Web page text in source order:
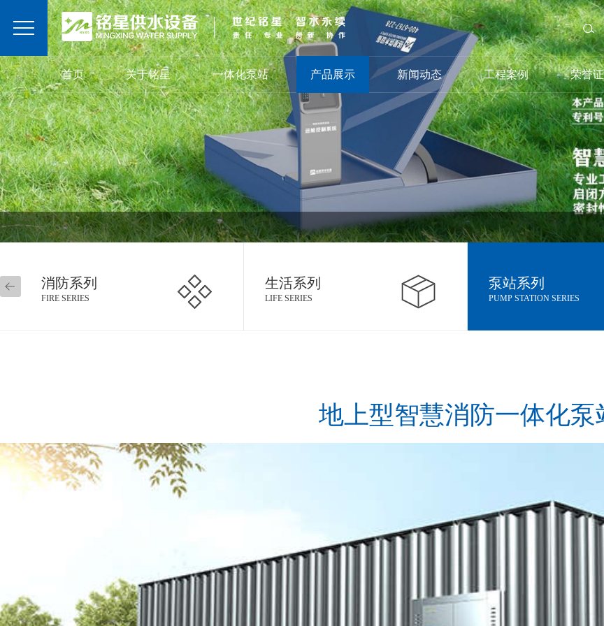
首页 关于铭星 一体化泵站 产品展示 新闻动态 工程案例 荣誉
消防系列
FIRE SERIES
生活系列
LIFE SERIES
泵站系列
PUMP STATION SERIES
地上型智慧消防一体化泵